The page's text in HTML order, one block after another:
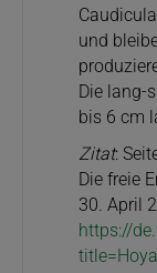
und
Die lang-
bis 6 cm
Zitat:
Die freie
30. April
https://